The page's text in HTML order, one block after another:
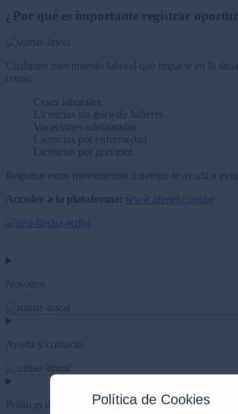
Política de Cookies
¿Por qué es importante registrar
Cualquier movimiento laboral que impacte en la
como:
Ceses laborales
Licencias sin goce de haberes
Vacaciones adelantadas
Licencias por enfermedad
Licencias por gravidez
Registrar estos movimientos a tiempo te ayuda a
Acceder a la plataforma: www.afpnet.com.pe
Nosotros
Ayuda y contacto
Políticas de privacidad